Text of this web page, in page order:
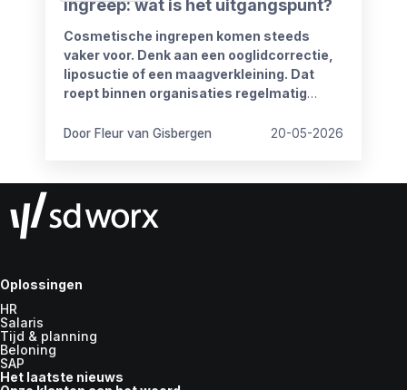
ingreep: wat is het uitgangspunt?
Cosmetische ingrepen komen steeds
vaker voor. Denk aan een ooglidcorrectie,
liposuctie of een maagverkleining. Dat
roept binnen organisaties regelmatig
Door Fleur van Gisbergen 20-05-2026
Oplossingen
HR
Salaris
Tijd & planning
Beloning
SAP
Het laatste nieuws